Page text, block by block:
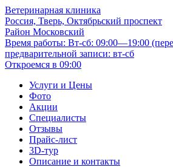
Ветеринарная клиника
Россия, Тверь, Октябрьский проспект
Район Московский
Время работы: Вт-сб: 09:00—19:00
предварительной записи: вт-сб
Откроемся в 09:00
Услуги и Цены
Фото
Акции
Специалисты
Отзывы
Прайс-лист
3D-тур
Описание и контакты